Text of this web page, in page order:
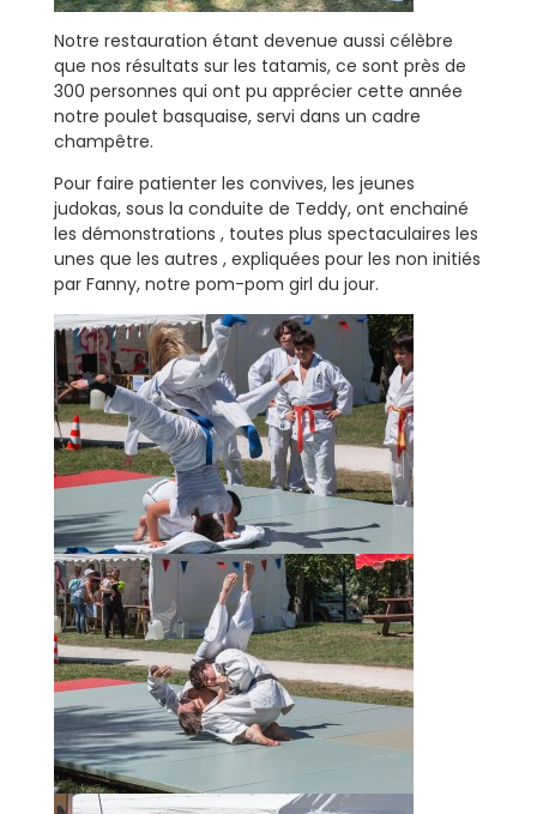
Notre restauration étant devenue aussi célèbre
que nos résultats sur les tatamis, ce sont près de
300 personnes qui ont pu apprécier cette année
notre poulet basquaise, servi dans un cadre
champêtre.
Pour faire patienter les convives, les jeunes
judokas, sous la conduite de Teddy, ont enchainé
les démonstrations , toutes plus spectaculaires les
unes que les autres , expliquées pour les non initiés
par Fanny, notre pom-pom girl du jour.